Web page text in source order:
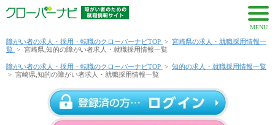
MENU
障がい者の求人・採用・転職のクローバーナビTOP > 宮崎県の求人・就職採用情報一
覧 > 宮崎県,知的の障がい者求人・就職採用情報一覧
障がい者の求人・採用・転職のクローバーナビTOP > 知的の求人・就職採用情報一覧
> 宮崎県,知的の障がい者求人・就職採用情報一覧